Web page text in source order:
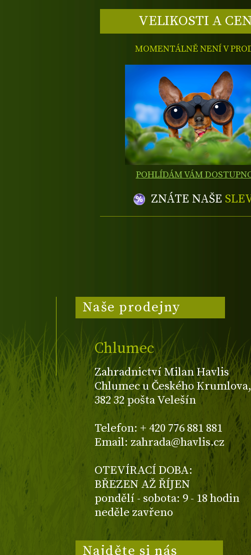
VELIKOSTI A
MOMENTÁLNĚ NENÍ V
POHLÍDÁM VÁM
ZNÁTE NAŠE
Naše prodejny
Chlumec
Zahradnictví Milan Havlis
Chlumec u Českého
382 32 pošta Velešín
Telefon: + 420 776 881 881
Email: zahrada@havlis.cz
OTEVÍRACÍ DOBA:
BŘEZEN AŽ ŘÍJEN
pondělí - sobota: 9 - 18 hodin
neděle zavřeno
Najděte si nás